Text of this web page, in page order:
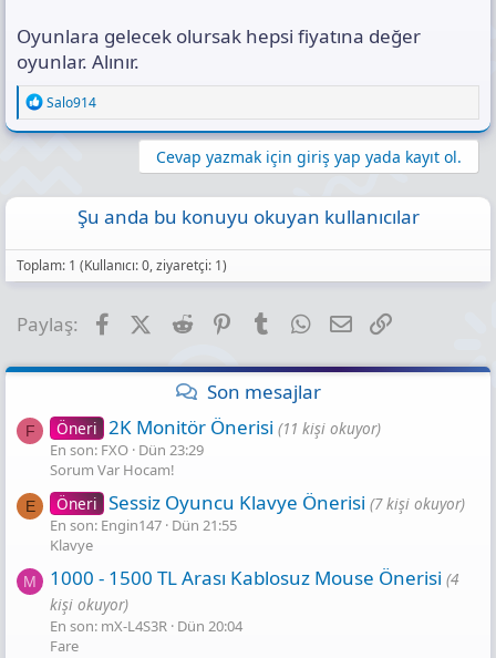
Oyunlara gelecek olursak hepsi fiyatına değer
oyunlar. Alınır.
R
e
a
:
Salo914
Cevap yazmak için giriş yap yada kayıt ol.
Şu anda bu konuyu okuyan kullanıcılar
Toplam: 1 (Kullanıcı: 0, ziyaretçi: 1)
Paylaş: FacebookX (Twitter)
Reddit PinterestTumblr WhatsApp
E-posta
Son mesajlar
F Öneri 2K Monitör Önerisi (11 kişi okuyor)
En son: FXO Dün 23:29
Sorum Var Hocam!
E Öneri Sessiz Oyuncu Klavye Önerisi (7 kişi okuyor)
En son: Engin147 Dün 21:55
Klavye
M 1000 - 1500 TL Arası Kablosuz Mouse Önerisi (4
kişi okuyor)
En son: mX-L4S3R Dün 20:04
Fare